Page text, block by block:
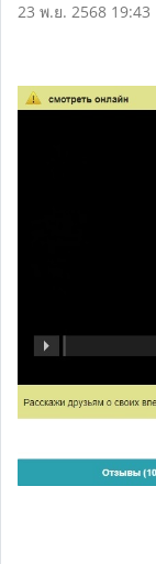
23 พ.ย. 2568 19:43